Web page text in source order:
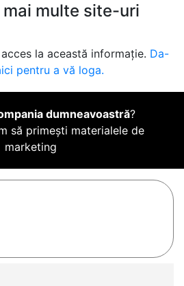
multe site-uri
la această informație. Da-
pentru a vă loga.
dumneavoastră?
să primești materialele de
marketing